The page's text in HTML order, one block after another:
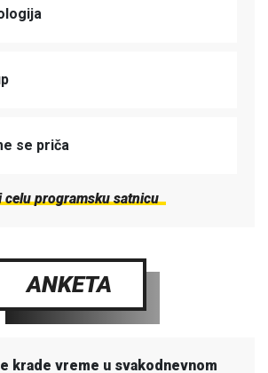
se priča
celu programsku satnicu
ANKETA
krade vreme u svakodnevnom